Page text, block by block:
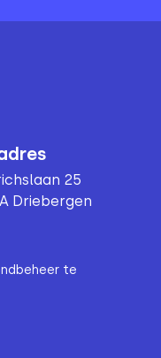
25
Driebergen
te